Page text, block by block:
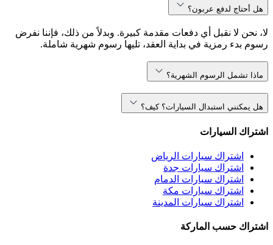
هل أحتاج لدفع عربون؟
لا، نحن لا نقبل أي دفعات مقدمة كبيرة. وبدلاً من ذلك، فإننا نفرض
رسوم بدء رمزية في بداية العقد، تليها رسوم شهرية شاملة.
ماذا تشمل الرسوم الشهرية؟
هل يمكنني استبدال السيارات؟ كيف؟
اشتراك السيارات
اشتراك سيارات الرياض
اشتراك سيارات جدة
اشتراك سيارات الدمام
اشتراك سيارات مكة
اشتراك سيارات المدينة
اشتراك حسب الماركة